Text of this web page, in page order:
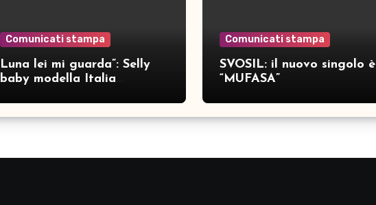
Comunicati stampa
Luna lei mi guarda”: Selly
baby modella Italia
Comunicati stampa
SVOSIL: il nuovo singolo è
“MUFASA”